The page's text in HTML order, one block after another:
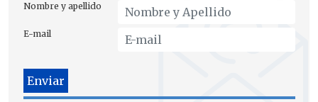
Nombre y apellido
E-mail